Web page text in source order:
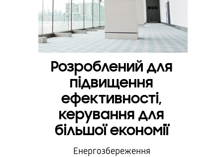
Розроблений для
підвищення
ефективності,
керування для
більшої економії
Енергозбереження